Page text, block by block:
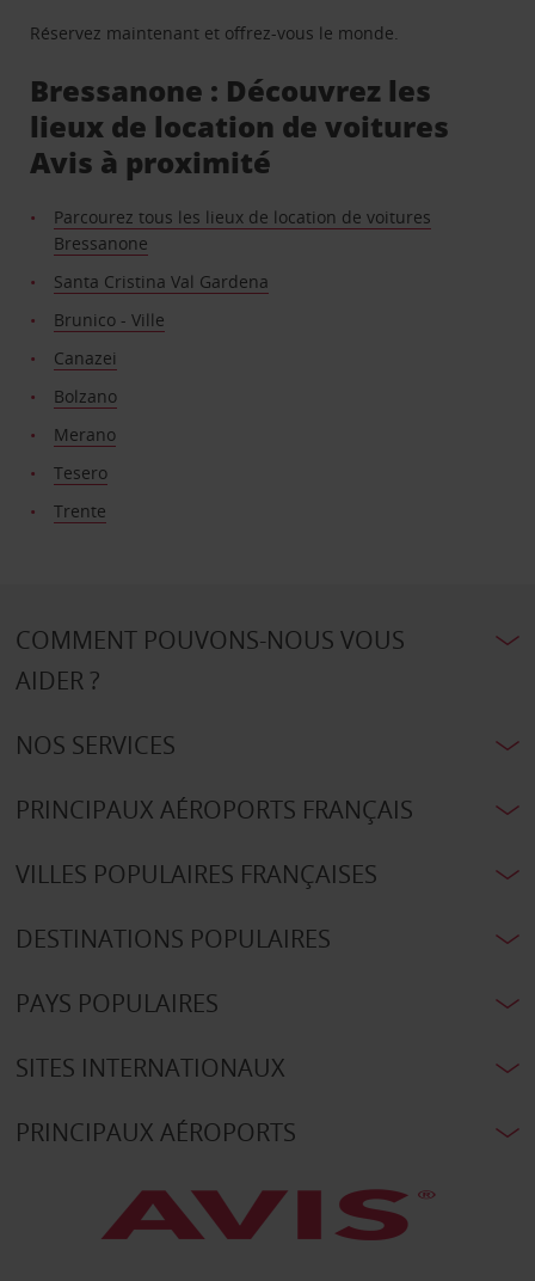
Réservez maintenant et offrez-vous le monde.
Bressanone : Découvrez les
lieux de location de voitures
Avis à proximité
Parcourez tous les lieux de location de voitures
Bressanone
Santa Cristina Val Gardena
Brunico - Ville
Canazei
Bolzano
Merano
Tesero
Trente
COMMENT POUVONS-NOUS VOUS
AIDER ?
NOS SERVICES
PRINCIPAUX AÉROPORTS FRANÇAIS
VILLES POPULAIRES FRANÇAISES
DESTINATIONS POPULAIRES
PAYS POPULAIRES
SITES INTERNATIONAUX
PRINCIPAUX AÉROPORTS